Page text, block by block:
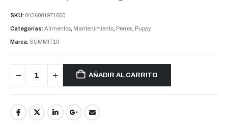
SKU: 8436001971650
Categorías:Alimentos, Mantenimiento, Perros, Puppy
Marca: SUMMIT10
AÑADIR AL CARRITO